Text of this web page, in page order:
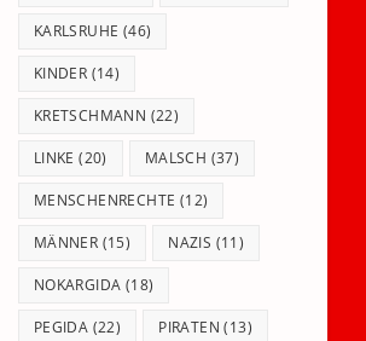
KARLSRUHE (46)
KINDER (14)
KRETSCHMANN (22)
LINKE (20) MALSCH (37)
MENSCHENRECHTE (12)
MÄNNER (15) NAZIS (11)
NOKARGIDA (18)
PEGIDA (22) PIRATEN (13)